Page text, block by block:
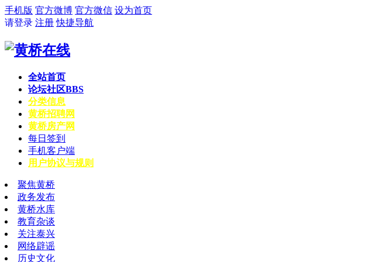
手机版 官方微博 官方微信 设为首页
请登录 注册 快捷导航
全站首页
论坛社区BBS
分类信息
黄桥招聘网
黄桥房产网
每日签到
手机客户端
用户协议与规则
聚焦黄桥
政务发布
黄桥水库
教育杂谈
关注泰兴
网络辟谣
历史文化